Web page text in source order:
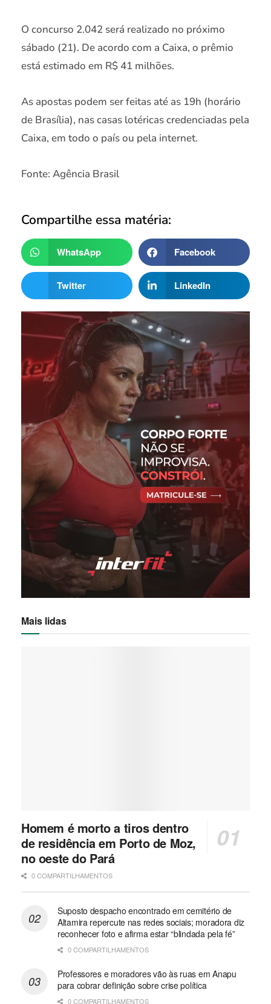
O concurso 2.042 será realizado no próximo
sábado (21). De acordo com a Caixa, o prêmio
está estimado em R$ 41 milhões.
As apostas podem ser feitas até as 19h (horário
de Brasília), nas casas lotéricas credenciadas pela
Caixa, em todo o país ou pela internet.
Fonte: Agência Brasil
Compartilhe essa matéria:
WhatsApp Facebook
Twitter LinkedIn
Mais lidas
Homem é morto a tiros dentro
de residência em Porto de Moz,
no oeste do Pará
0 COMPARTILHAMENTOS
Suposto despacho encontrado em cemitério de
Altamira repercute nas redes sociais; moradora diz
reconhecer foto e afirma estar “blindada pela fé”
0 COMPARTILHAMENTOS
Professores e moradores vão às ruas em Anapu
para cobrar definição sobre crise política
0 COMPARTILHAMENTOS